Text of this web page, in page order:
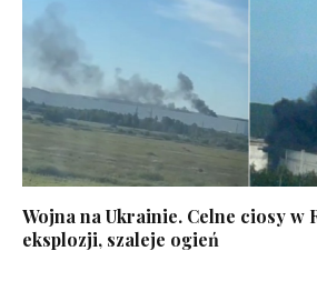
Wojna na Ukrainie. Celne ciosy w
eksplozji, szaleje ogień